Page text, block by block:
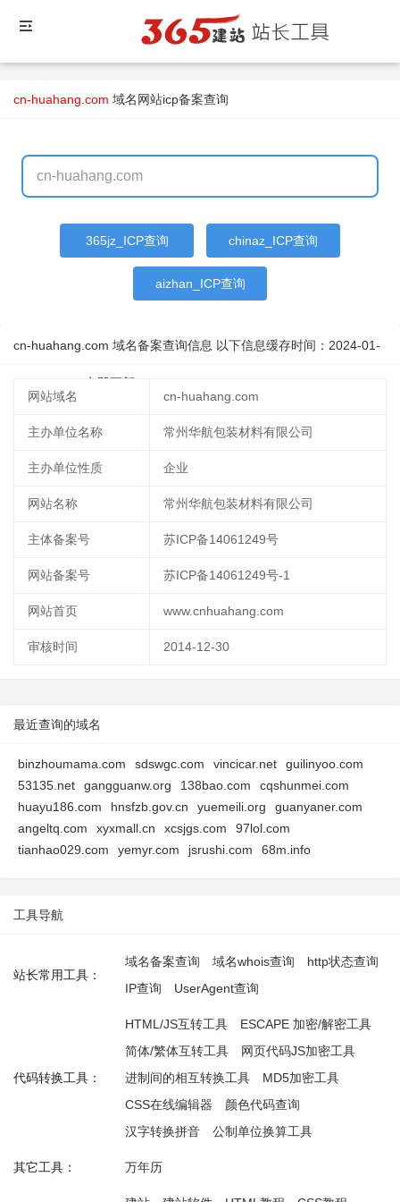
cn-huahang.com 域名网站icp备案查询
365jz_ICP查询 chinaz_ICP查询
aizhan_ICP查询
cn-huahang.com 域名备案查询信息 以下信息缓存时间： 2024-01-
立即更新
网站域名
cn-huahang.com
主办单位名称 常州华航包装材料有限公司
主办单位性质 企业
网站名称 常州华航包装材料有限公司
主体备案号 苏ICP备14061249号
网站备案号 苏ICP备14061249号-1
网站首页 www.cnhuahang.com
审核时间 2014-12-30
最近查询的域名
binzhoumama.com sdswgc.com vincicar.net
guilinyoo.com
53135.net
gangguanw.org 138bao.com
cqshunmei.com
huayu186.com
hnsfzb.gov.cn yuemeili.org
guanyaner.com
angeltq.com
xyxmall.cn xcsjgs.com
97lol.com
tianhao029.com
yemyr.com jsrushi.com 68m.info
工具导航
站长常用工具：
域名备案查询 域名whois查询
http状态查询
IP查询
UserAgent查询
代码转换工具：
HTML/JS互转工具
ESCAPE 加密/解密工具
简体/繁体互转工具
网页代码JS加密工具
进制间的相互转换工具
MD5加密工具
CSS在线编辑器
颜色代码查询
汉字转换拼音
公制单位换算工具
其它工具： 万年历